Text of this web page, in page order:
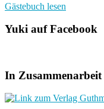
Gästebuch lesen
Yuki auf Facebook
In